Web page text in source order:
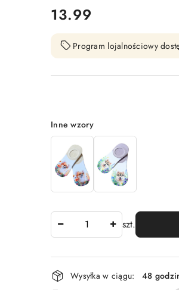
cena:
13.99
Program lojalnościowy
Wariant
Inne wzory
szt.
Dostępność
Wysyłka w ciągu:
48